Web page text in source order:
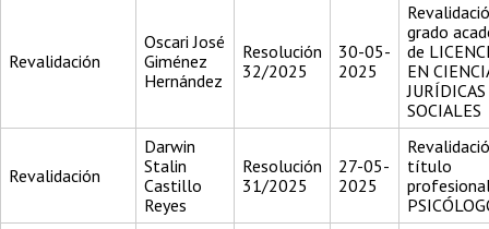
Revalidación
Oscari José
Giménez
Hernández
Resolución
32/2025
30-05-
2025
grado
de
EN
SOCIALES
Revalidación
Darwin
Stalin
Castillo
Reyes
Resolución
31/2025
27-05-
2025
título